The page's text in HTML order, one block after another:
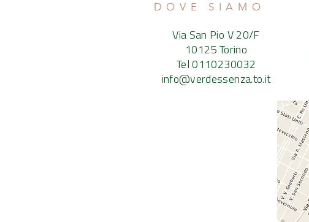
DOVE SIAMO
Via San Pio V 20/F
10125 Torino
Tel 0110230032
info@verdessenza.to.it